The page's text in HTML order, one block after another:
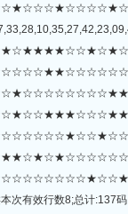
３】
】
】
】
】
】
】
】
次有效行数8;总计:137